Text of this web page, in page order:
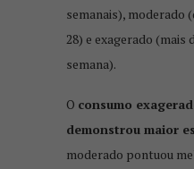
semanais), moderado
28) e exagerado (mais
semana).
O consumo
demonstrou maior
moderado pontuou